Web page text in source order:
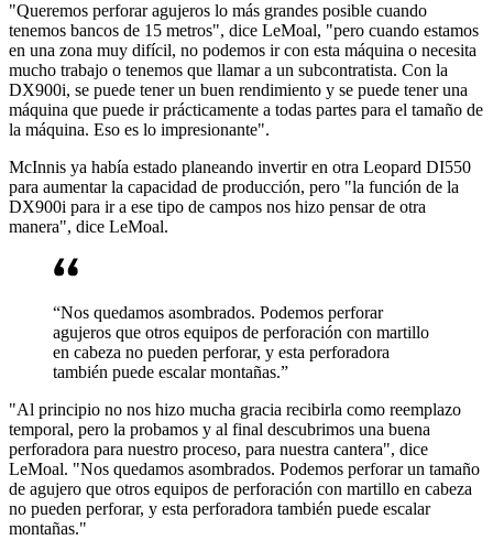
"Queremos perforar agujeros lo más grandes posible cuando
tenemos bancos de 15 metros", dice LeMoal, "pero cuando estamos
en una zona muy difícil, no podemos ir con esta máquina o necesita
mucho trabajo o tenemos que llamar a un subcontratista. Con la
DX900i, se puede tener un buen rendimiento y se puede tener una
máquina que puede ir prácticamente a todas partes para el tamaño de
la máquina. Eso es lo impresionante".
McInnis ya había estado planeando invertir en otra Leopard DI550
para aumentar la capacidad de producción, pero "la función de la
DX900i para ir a ese tipo de campos nos hizo pensar de otra
manera", dice LeMoal.
“Nos quedamos asombrados. Podemos perforar
agujeros que otros equipos de perforación con martillo
en cabeza no pueden perforar, y esta perforadora
también puede escalar montañas.”
"Al principio no nos hizo mucha gracia recibirla como reemplazo
temporal, pero la probamos y al final descubrimos una buena
perforadora para nuestro proceso, para nuestra cantera", dice
LeMoal. "Nos quedamos asombrados. Podemos perforar un tamaño
de agujero que otros equipos de perforación con martillo en cabeza
no pueden perforar, y esta perforadora también puede escalar
montañas."